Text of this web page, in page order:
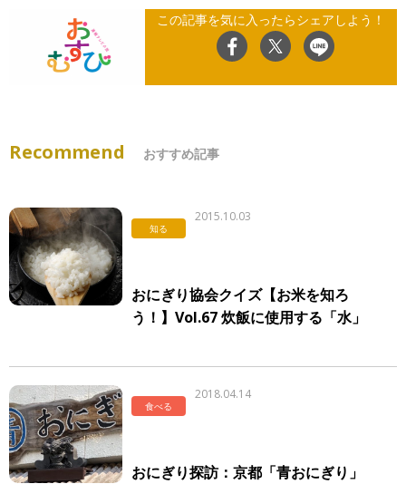
この記事を気に入ったらシェアしよう！
Recommend おすすめ記事
知る
2015.10.03
おにぎり協会クイズ【お米を知ろ
う！】Vol.67 炊飯に使用する「水」
食べる
2018.04.14
おにぎり探訪：京都「青おにぎり」